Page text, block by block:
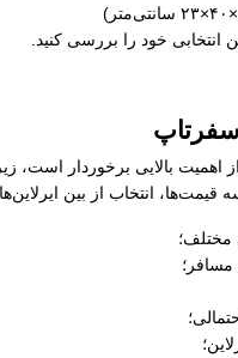
انتخابی خود را بررسی کنید.
سفرتاپ
از اهمیت بالایی برخوردار
انتخاب از بین
مختلف؛
مسافر؛